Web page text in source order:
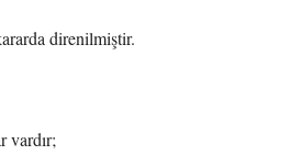
direnilmiştir.
vardır;